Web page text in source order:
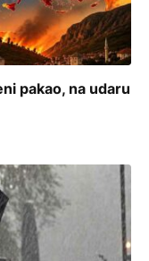
pakao, na udaru